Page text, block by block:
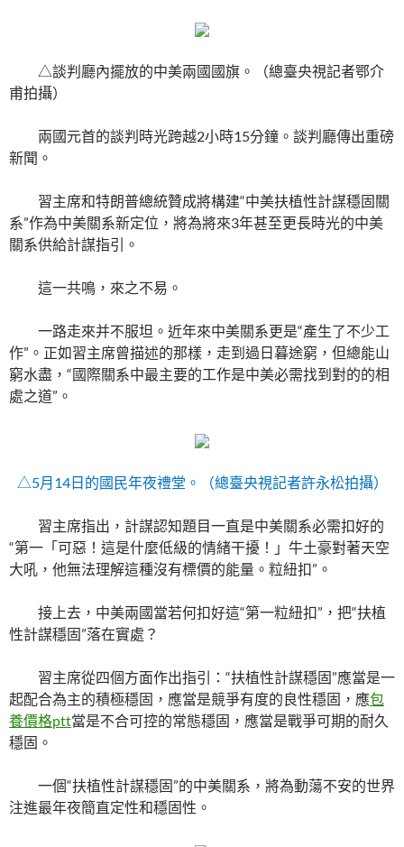
△談判廳內擺放的中美兩國國旗。（總臺央視記者鄂介
甫拍攝）
兩國元首的談判時光跨越2小時15分鐘。談判廳傳出重磅
新聞。
習主席和特朗普總統贊成將構建“中美扶植性計謀穩固關
系”作為中美關系新定位，將為將來3年甚至更長時光的中美
關系供給計謀指引。
這一共鳴，來之不易。
一路走來并不服坦。近年來中美關系更是“產生了不少工
作”。正如習主席曾描述的那樣，走到過日暮途窮，但總能山
窮水盡，“國際關系中最主要的工作是中美必需找到對的的相
處之道”。
△5月14日的國民年夜禮堂。（總臺央視記者許永松拍攝）
習主席指出，計謀認知題目一直是中美關系必需扣好的
“第一「可惡！這是什麼低級的情緒干擾！」牛土豪對著天空
大吼，他無法理解這種沒有標價的能量。粒紐扣”。
接上去，中美兩國當若何扣好這“第一粒紐扣”，把“扶植
性計謀穩固”落在實處？
習主席從四個方面作出指引：“扶植性計謀穩固”應當是一
起配合為主的積極穩固，應當是競爭有度的良性穩固，應包
養價格ptt當是不合可控的常態穩固，應當是戰爭可期的耐久
穩固。
一個“扶植性計謀穩固”的中美關系，將為動蕩不安的世界
注進最年夜簡直定性和穩固性。